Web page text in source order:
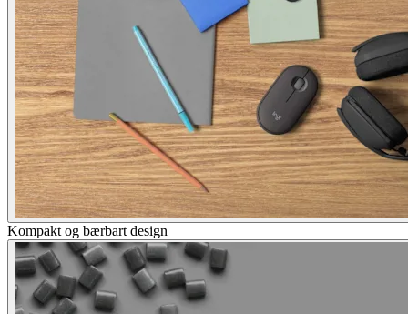
Kompakt og bærbart design